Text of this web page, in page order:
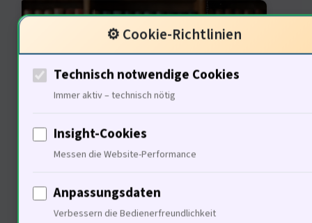
Das Unbewusste spielt eine große
emotional auf Energiefragen. Die
⚙️ Cookie-Richtlinien
Technisch notwendige Cookies
Immer aktiv – technisch nötig
Insight-Cookies
Messen die Website-Performance
Anpassungsdaten
Verbessern die Bedienerfreundlichkeit